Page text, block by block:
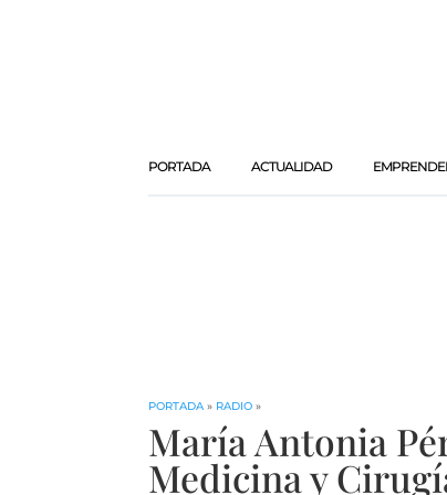
PORTADA ACTUALIDAD
PORTADA » RADIO »
María Antonia
Medicina y